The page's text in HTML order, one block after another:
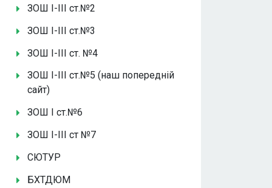
ЗОШ І-ІІІ ст.№2
ЗОШ І-ІІІ ст.№3
ЗОШ І-ІІІ ст. №4
ЗОШ І-ІІІ ст.№5 (наш попередній
сайт)
ЗОШ І ст.№6
ЗОШ І-ІІІ ст №7
СЮТУР
БХТДЮМ